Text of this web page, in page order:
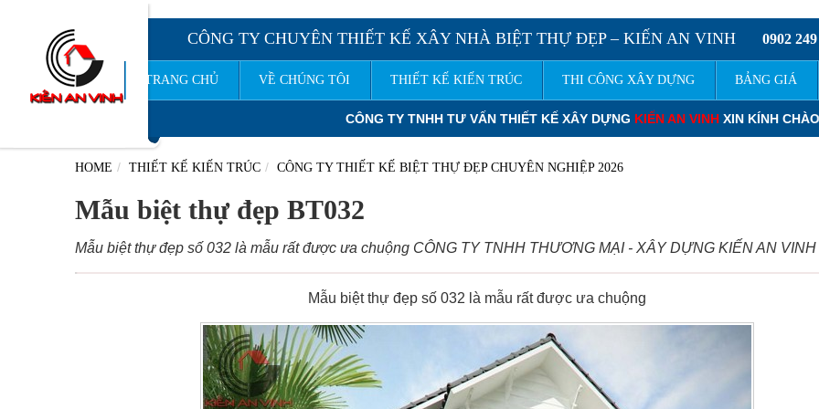
CÔNG TY CHUYÊN THIẾT KẾ XÂY NHÀ BIỆT THỰ ĐẸP – KIẾN AN VINH 0902
TRANG CHỦ VỀ CHÚNG TÔI THIẾT KẾ KIẾN TRÚC THI CÔNG XÂY DỰNG BẢNG GIÁ
CÔNG TY TNHH TƯ VẤN THIẾT KẾ XÂY DỰNGKIẾN AN VINHXIN KÍNH CHÀO QUÝ KHÁCH.ĐƠN GIÁ
HOME THIẾT KẾ KIẾN TRÚC CÔNG TY THIẾT KẾ BIỆT THỰ ĐẸP CHUYÊN NGHIỆP 2026
Mẫu biệt thự đẹp BT032
Mẫu biệt thự đẹp số 032 là mẫu rất được ưa chuộng CÔNG TY TNHH THƯƠNG MẠI - XÂY DỰNG KIẾN AN VINH
Mẫu biệt thự đẹp số 032 là mẫu rất được ưa chuộng